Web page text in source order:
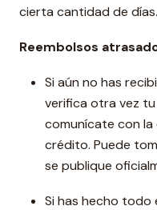
cierta cantidad de días.
Reembolsos
Si aún no has
verifica otra vez
comunícate con
crédito. Puede
se publique
Si has hecho todo